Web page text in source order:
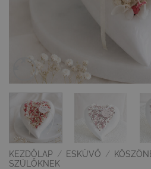
KEZDŐLAP / ESKÜVŐ /
SZÜLŐKNEK